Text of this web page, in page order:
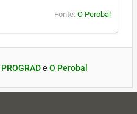
Fonte: O Perobal
PROGRADe O Perobal